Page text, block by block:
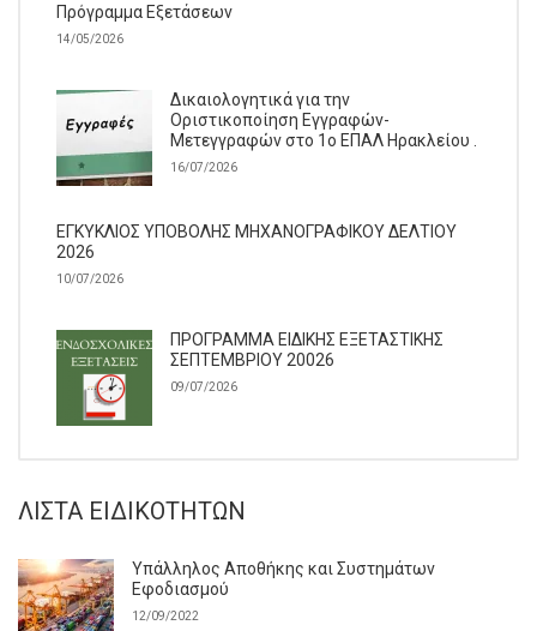
Πρόγραμμα Εξετάσεων
14/05/2026
Δικαιολογητικά για την
Οριστικοποίηση Εγγραφών-
Μετεγγραφών στο 1ο ΕΠΑΛ Ηρακλείου .
16/07/2026
ΕΓΚΥΚΛΙΟΣ ΥΠΟΒΟΛΗΣ ΜΗΧΑΝΟΓΡΑΦΙΚΟΥ ΔΕΛΤΙΟΥ
2026
10/07/2026
ΠΡΟΓΡΑΜΜΑ ΕΙΔΙΚΗΣ ΕΞΕΤΑΣΤΙΚΗΣ
ΣΕΠΤΕΜΒΡΙΟΥ 20026
09/07/2026
ΛΊΣΤΑ ΕΙΔΙΚΟΤΉΤΩΝ
Υπάλληλος Αποθήκης και Συστημάτων
Εφοδιασμού
12/09/2022